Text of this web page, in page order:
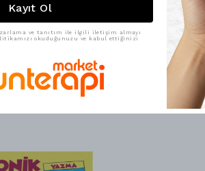
Kayıt Ol
ve tanıtım ile ilgili iletişim almayı
okuduğunuzu ve kabul ettiğinizi